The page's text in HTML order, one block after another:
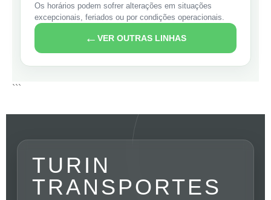
Os horários podem sofrer alterações em situações
excepcionais, feriados ou por condições operacionais.
← VER OUTRAS LINHAS
```
TURIN
TRANSPORTES